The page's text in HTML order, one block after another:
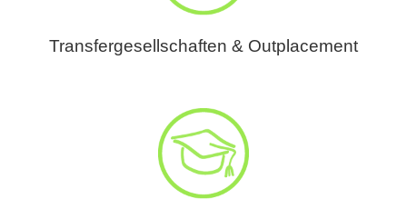
Transfergesellschaften & Outplacement